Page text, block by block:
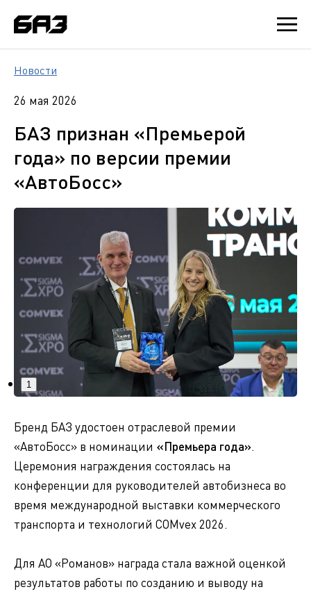
Новости
26 мая 2026
БАЗ признан «Премьерой
года» по версии премии
«АвтоБосс»
1
Бренд БАЗ удостоен отраслевой премии
«АвтоБосс» в номинации «Премьера года».
Церемония награждения состоялась на
конференции для руководителей автобизнеса во
время международной выставки коммерческого
транспорта и технологий COMvex 2026.
Для АО «Романов» награда стала важной оценкой
результатов работы по созданию и выводу на